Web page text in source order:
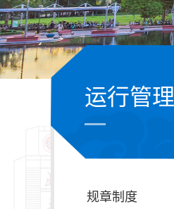
运行管理
规章制度